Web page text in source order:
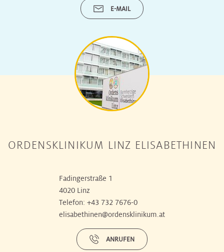
E-MAIL
ORDENSKLINIKUM LINZ ELISABETHINEN
Fadingerstraße 1
4020 Linz
Telefon: +43 732 7676-0
elisabethinen@ordensklinikum.at
ANRUFEN